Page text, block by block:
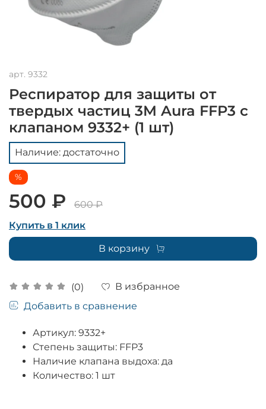
арт. 9332
Респиратор для защиты от
твердых частиц 3M Aura FFP3 с
клапаном 9332+ (1 шт)
(0)
В избранное
Добавить в сравнение
Наличие: достаточно
%
500 ₽
600 ₽
Купить в 1 клик
В корзину
Артикул: 9332+
Степень защиты: FFP3
Наличие клапана выдоха: да
Количество: 1 шт